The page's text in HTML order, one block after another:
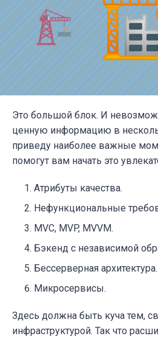
Это большой блок. И
ценную информацию в
приведу наиболее важные
помогут вам начать это
Атрибуты качества.
Нефункциональные
MVC, MVP, MVVM.
Бэкенд с независимой
Бессерверная архитектура.
Микросервисы.
Здесь должна быть куча тем,
инфраструктурой. Так что